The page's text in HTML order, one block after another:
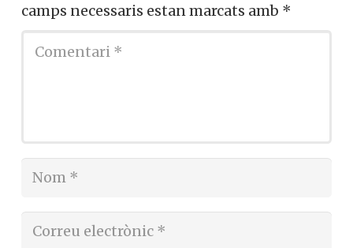
camps necessaris estan marcats amb *